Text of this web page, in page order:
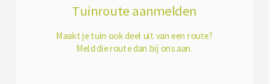
Tuinroute aanmelden
Maakt je tuin ook deel uit van een route?
Meld die route dan bij ons aan.